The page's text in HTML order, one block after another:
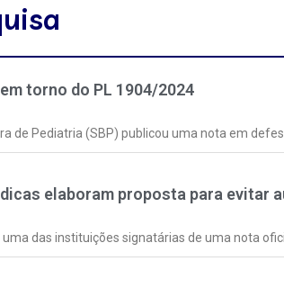
torno do PL 1904/2024
de Pediatria (SBP) publicou uma nota em
elaboram proposta para evitar
das instituições signatárias de uma nota